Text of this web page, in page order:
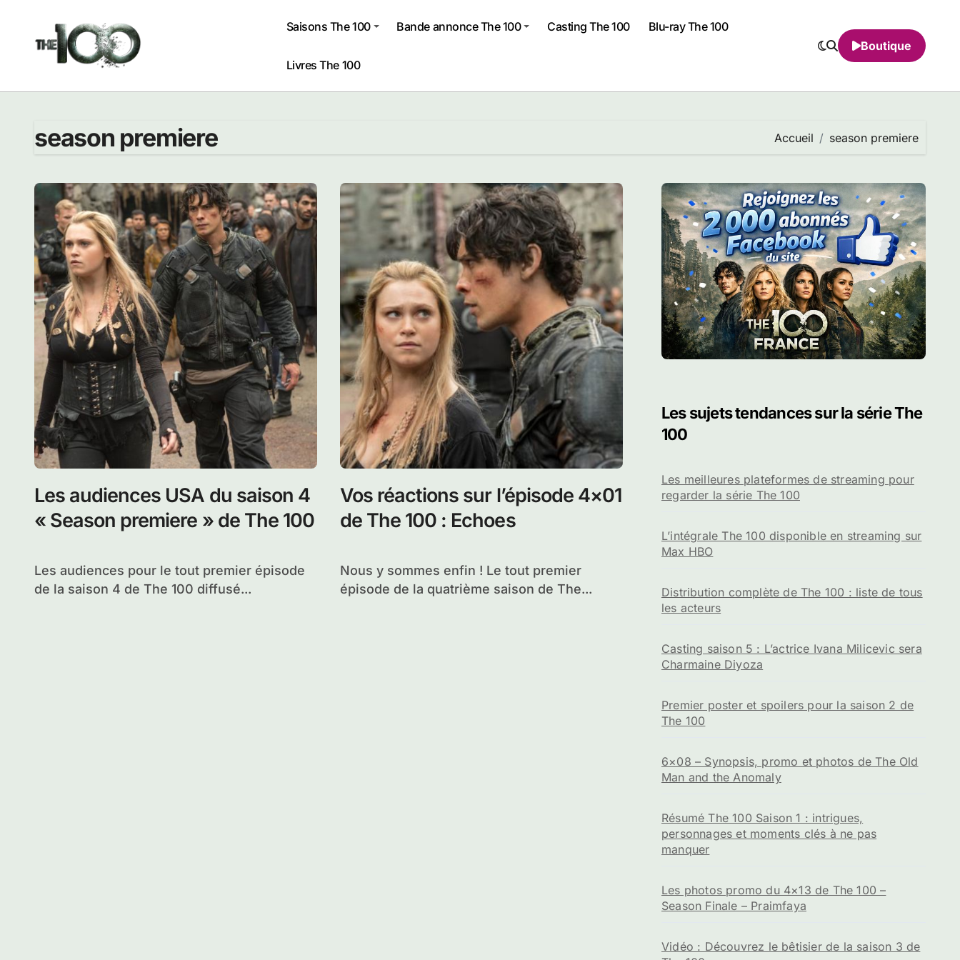
contenu
Saisons The 100 Bande annonce The 100 Casting The 100 Blu-ray The 100
Livres The 100
Boutique
season premiere Accueil season premiere
Les audiences USA du saison 4
« Season premiere » de The 100
Les audiences pour le tout premier épisode
de la saison 4 de The 100 diffusé...
Vos réactions sur l’épisode 4×01
de The 100 : Echoes
Nous y sommes enfin ! Le tout premier
épisode de la quatrième saison de The...
Les sujets tendances sur la série The
100
Les meilleures plateformes de streaming pour
regarder la série The 100
L’intégrale The 100 disponible en streaming sur
Max HBO
Distribution complète de The 100 : liste de tous
les acteurs
Casting saison 5 : L’actrice Ivana Milicevic sera
Charmaine Diyoza
Premier poster et spoilers pour la saison 2 de
The 100
6×08 – Synopsis, promo et photos de The Old
Man and the Anomaly
Résumé The 100 Saison 1 : intrigues,
personnages et moments clés à ne pas
manquer
Les photos promo du 4×13 de The 100 –
Season Finale – Praimfaya
Vidéo : Découvrez le bêtisier de la saison 3 de